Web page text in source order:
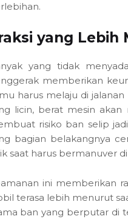
yang Lebih
yang tidak
memberikan
harus melaju di
licin, berat mesin
risiko ban selip
bagian belakangnya
saat harus bermanuver
ini memberikan
terasa lebih menurut
ban yang berputar di